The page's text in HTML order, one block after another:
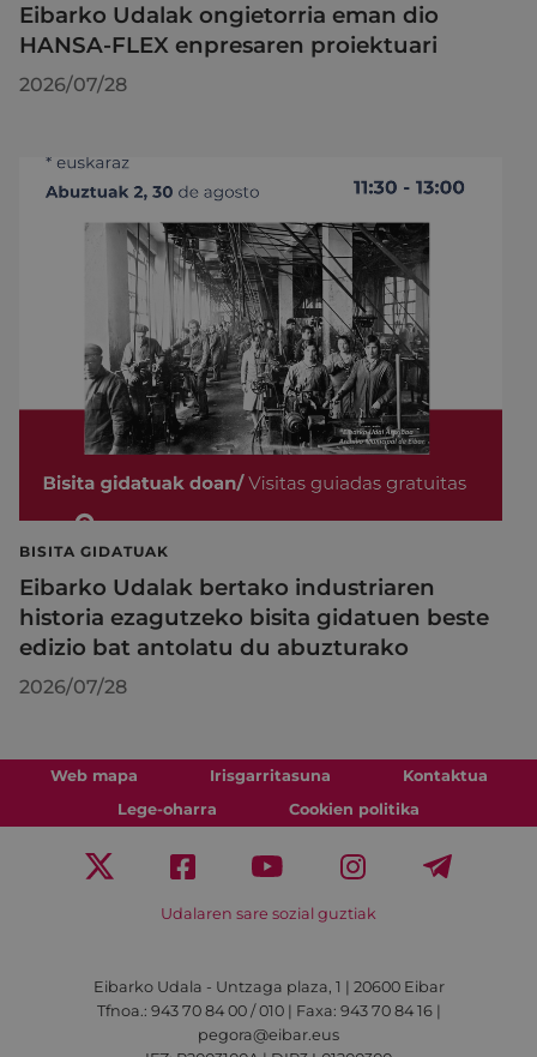
Eibarko Udalak ongietorria eman dio
HANSA-FLEX enpresaren proiektuari
2026/07/28
BISITA GIDATUAK
Eibarko Udalak bertako industriaren
historia ezagutzeko bisita gidatuen beste
edizio bat antolatu du abuzturako
2026/07/28
Web mapa Irisgarritasuna
Kontaktua
Lege-oharra
Cookien politika
Udalaren sare sozial guztiak
Eibarko Udala - Untzaga plaza, 1 | 20600 Eibar
Tfnoa.: 943 70 84 00 / 010 | Faxa: 943 70 84 16 |
pegora@eibar.eus